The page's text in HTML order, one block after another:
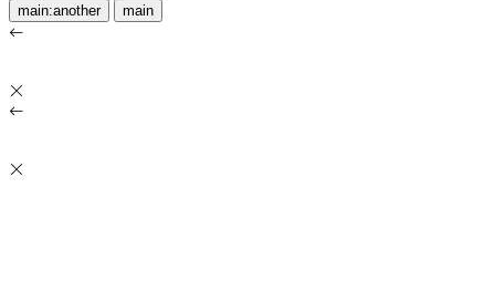
main:another main